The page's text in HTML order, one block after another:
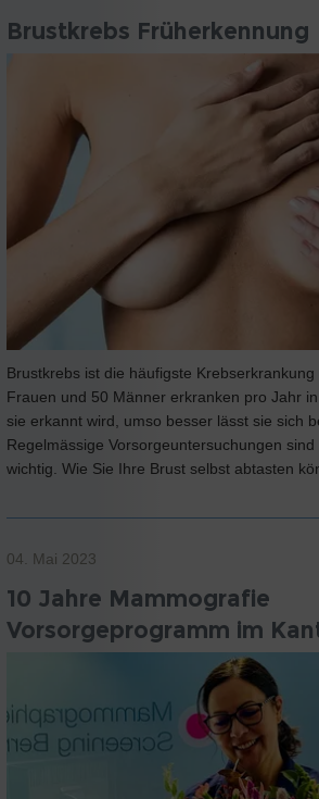
Brustkrebs Früherkennung
Brustkrebs ist die häufigste
Frauen und 50 Männer erkranken pro Jahr
sie erkannt wird, umso besser lässt sie sich
Regelmässige Vorsorgeuntersuchungen
wichtig. Wie Sie Ihre Brust selbst abtasten
04. Mai 2023
10 Jahre Mammografie
Vorsorgeprogramm im